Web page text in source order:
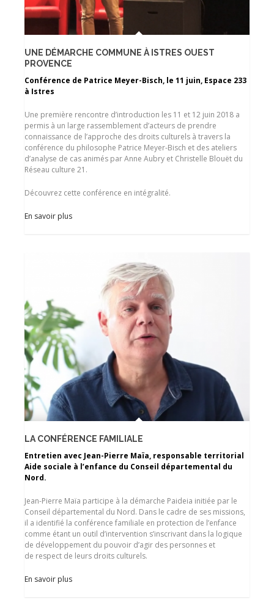
UNE DÉMARCHE COMMUNE À ISTRES OUEST
PROVENCE
Conférence de Patrice Meyer-Bisch, le 11 juin, Espace 233
à Istres
Une première rencontre d’introduction les 11 et 12 juin 2018 a
permis à un large rassemblement d’acteurs de prendre
connaissance de l’approche des droits culturels à travers la
conférence du philosophe Patrice Meyer-Bisch et des ateliers
d’analyse de cas animés par Anne Aubry et Christelle Blouët du
Réseau culture 21.
Découvrez cette conférence en intégralité.
En savoir plus
LA CONFÉRENCE FAMILIALE
Entretien avec Jean-Pierre Maïa, responsable territorial
Aide sociale à l’enfance du Conseil départemental du
Nord.
Jean-Pierre Maïa participe à la démarche Paideia initiée par le
Conseil départemental du Nord. Dans le cadre de ses missions,
il a identifié la conférence familiale en protection de l’enfance
comme étant un outil d’intervention s’inscrivant dans la logique
de développement du pouvoir d’agir des personnes et
de respect de leurs droits culturels.
En savoir plus